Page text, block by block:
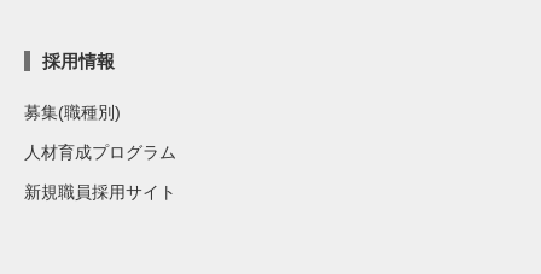
採用情報
募集(職種別)
人材育成プログラム
新規職員採用サイト